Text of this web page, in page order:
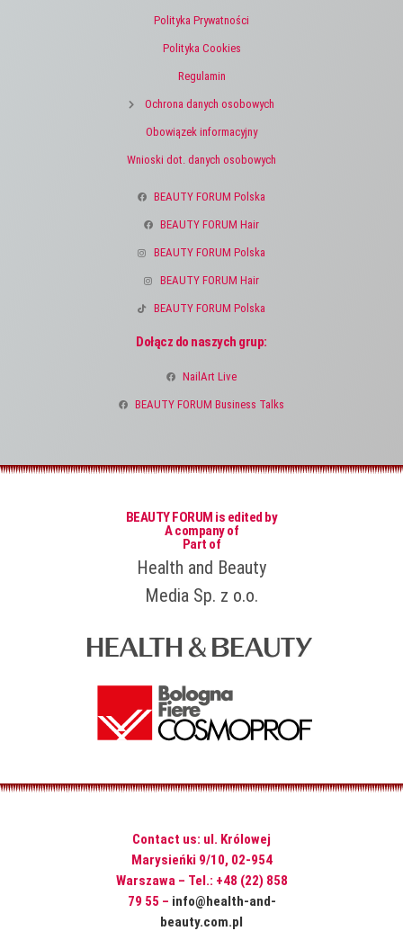
Polityka Prywatności
Polityka Cookies
Regulamin
Ochrona danych osobowych
Obowiązek informacyjny
Wnioski dot. danych osobowych
BEAUTY FORUM Polska
BEAUTY FORUM Hair
BEAUTY FORUM Polska
BEAUTY FORUM Hair
BEAUTY FORUM Polska
Dołącz do naszych grup:
NailArt Live
BEAUTY FORUM Business Talks
BEAUTY FORUM is edited by
A company of
Part of
Health and Beauty
Media Sp. z o.o.
Contact us: ul. Królowej
Marysieńki 9/10, 02-954
Warszawa – Tel.: +48 (22) 858
79 55 – info@health-and-
beauty.com.pl